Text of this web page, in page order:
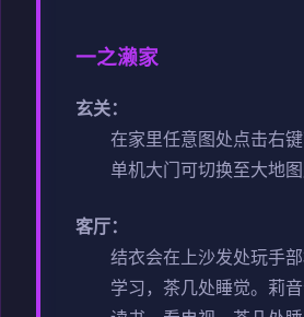
一之濑家
玄关：
在家里任意图处点击右键
单机大门可切换至大地图
客厅：
结衣会在上沙发处玩手
学习，茶几处睡觉。 莉